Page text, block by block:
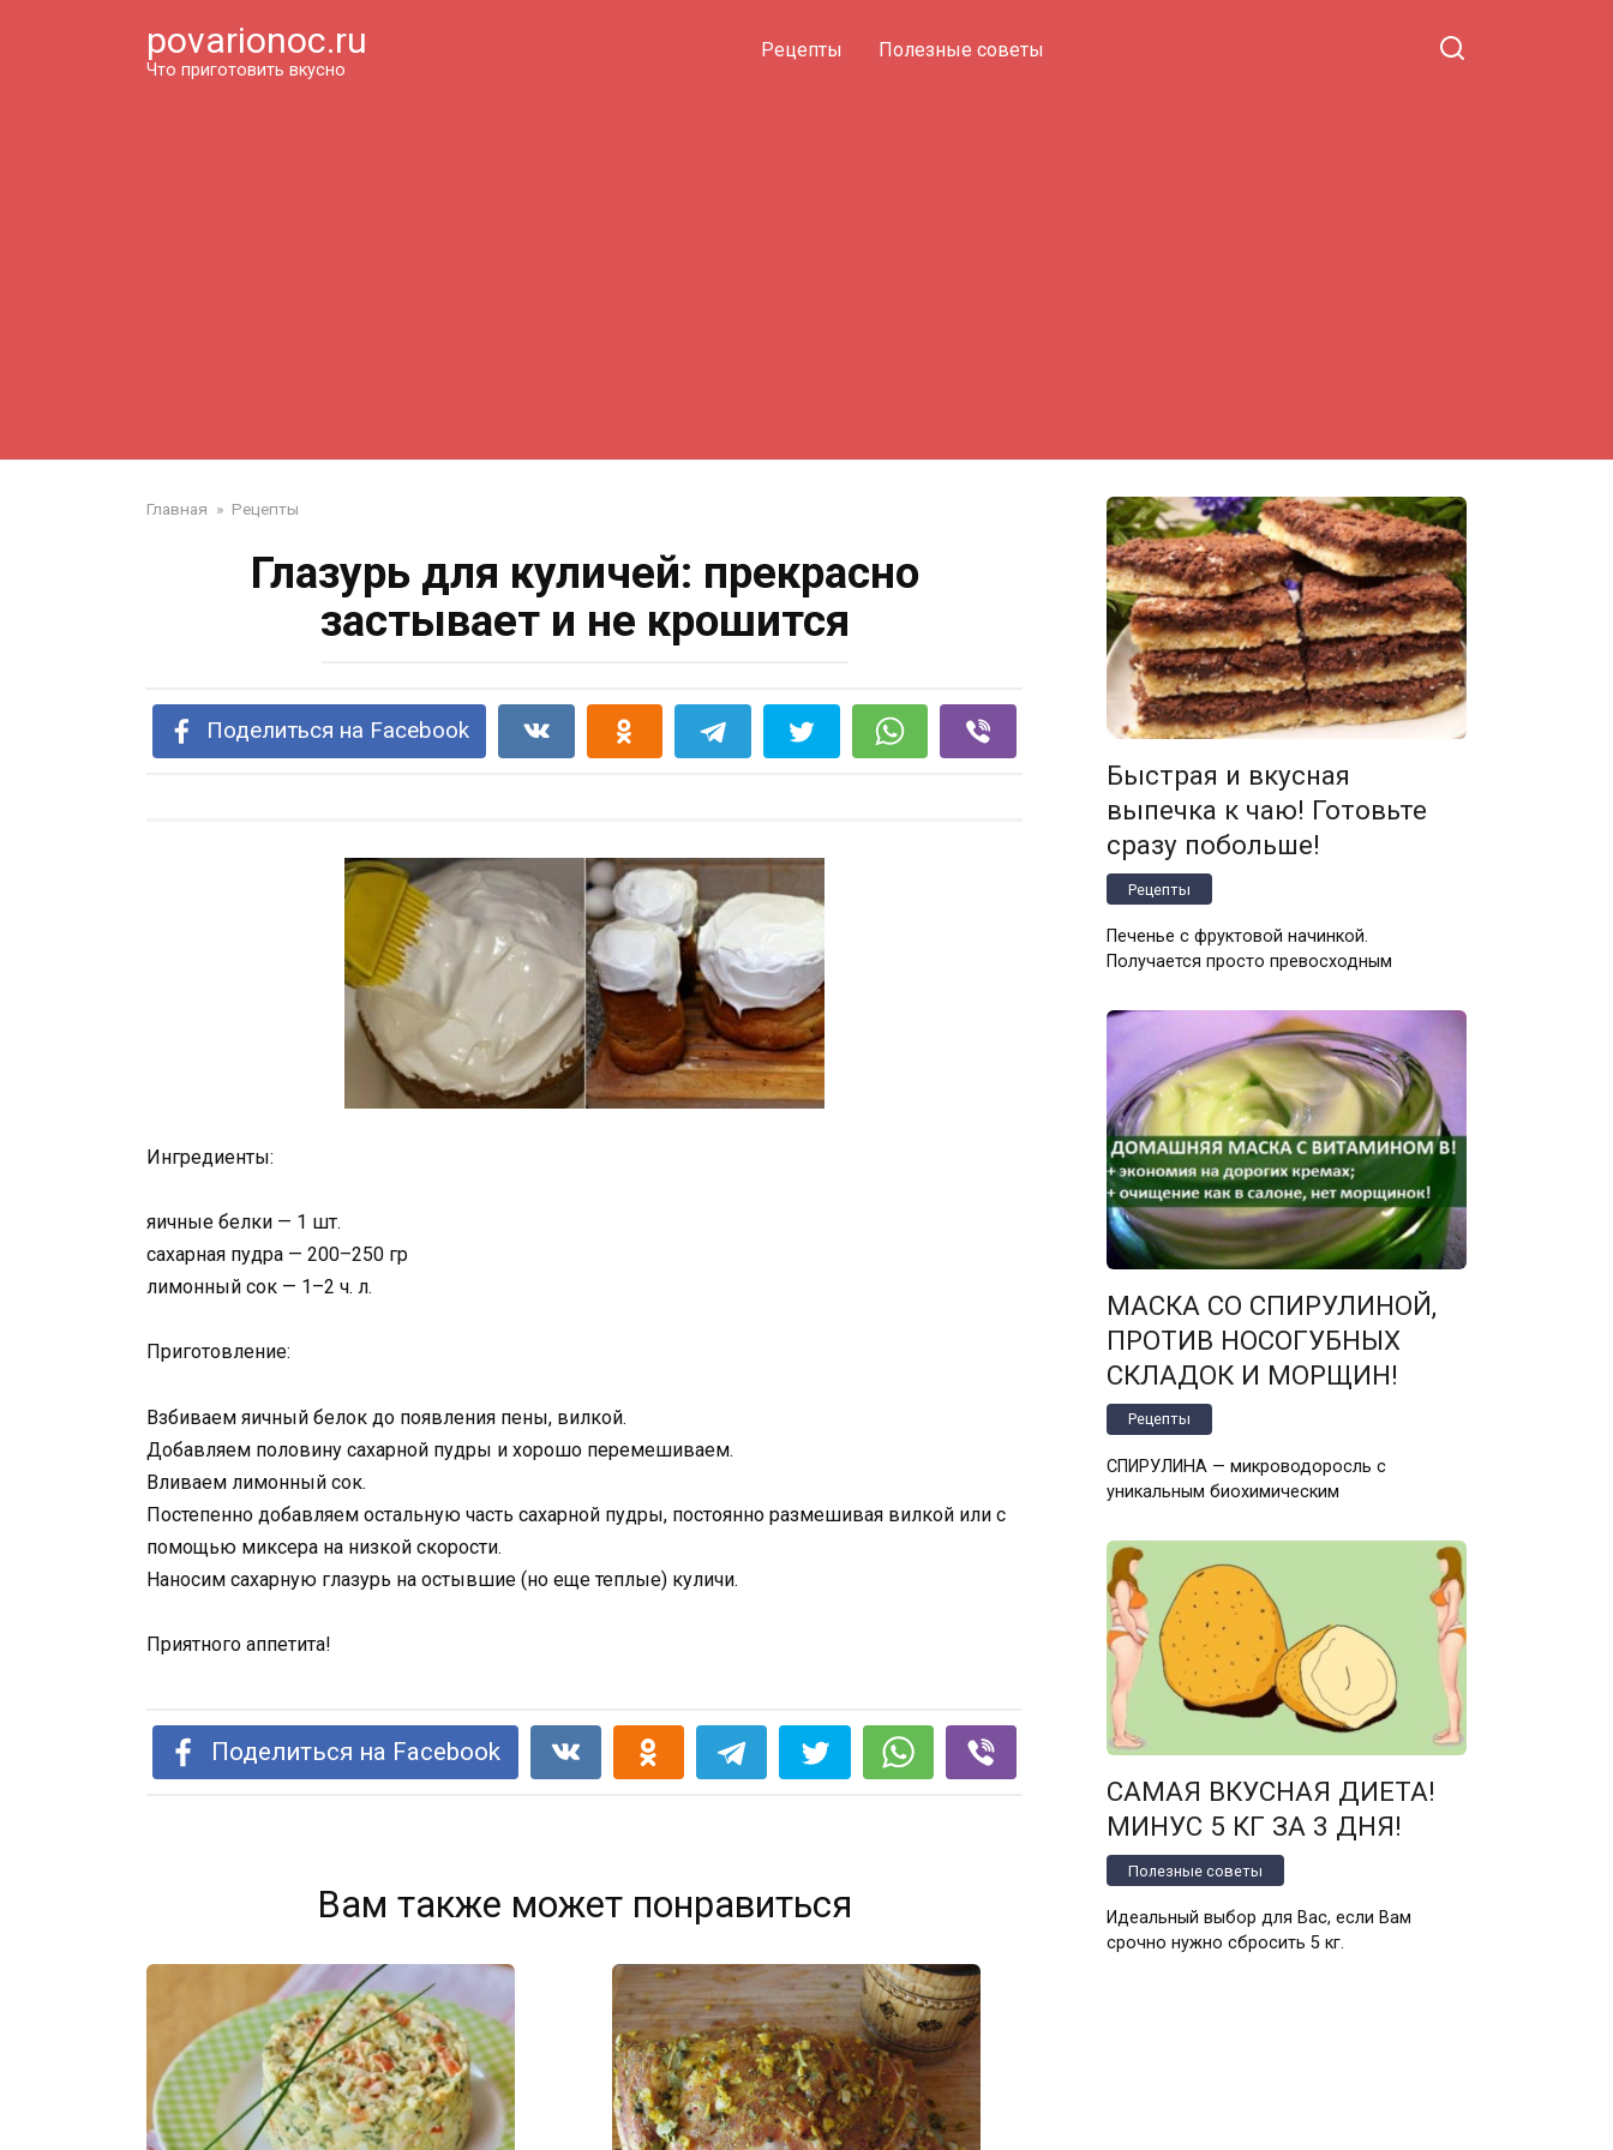
povarionoc.ru
Что приготовить вкусно
Рецепты Полезные советы
Главная » Рецепты
Глазурь для куличей: прекрасно
застывает и не крошится
Поделиться на Facebook
Ингредиенты:
яичные белки — 1 шт.
сахарная пудра — 200–250 гр
лимонный сок — 1–2 ч. л.
Приготовление:
Взбиваем яичный белок до появления пены, вилкой.
Добавляем половину сахарной пудры и хорошо перемешиваем.
Вливаем лимонный сок.
Постепенно добавляем остальную часть сахарной пудры, постоянно размешивая вилкой или с
помощью миксера на низкой скорости.
Наносим сахарную глазурь на остывшие (но еще теплые) куличи.
Приятного аппетита!
Поделиться на Facebook
Вам также может понравиться
Быстрая и вкусная
выпечка к чаю! Готовьте
сразу побольше!
Рецепты
Печенье с фруктовой начинкой.
Получается просто превосходным
МАСКА СО СПИРУЛИНОЙ,
ПРОТИВ НОСОГУБНЫХ
СКЛАДОК И МОРЩИН!
Рецепты
СПИРУЛИНА — микроводоросль с
уникальным биохимическим
САМАЯ ВКУСНАЯ ДИЕТА!
МИНУС 5 КГ ЗА 3 ДНЯ!
Полезные советы
Идеальный выбор для Вас, если Вам
срочно нужно сбросить 5 кг.